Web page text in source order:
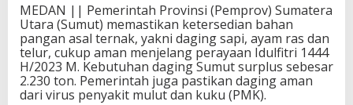
MEDAN || Pemerintah Provinsi (Pemprov) Sumatera
Utara (Sumut) memastikan ketersedian bahan
pangan asal ternak, yakni daging sapi, ayam ras dan
telur, cukup aman menjelang perayaan Idulfitri 1444
H/2023 M. Kebutuhan daging Sumut surplus sebesar
2.230 ton. Pemerintah juga pastikan daging aman
dari virus penyakit mulut dan kuku (PMK).